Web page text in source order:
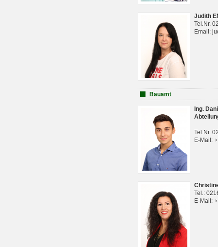
Judith
Tel.Nr.
Email:
Bauamt
Ing.
Tel.Nr.
E-Mail:
Tel.:
E-Mail: